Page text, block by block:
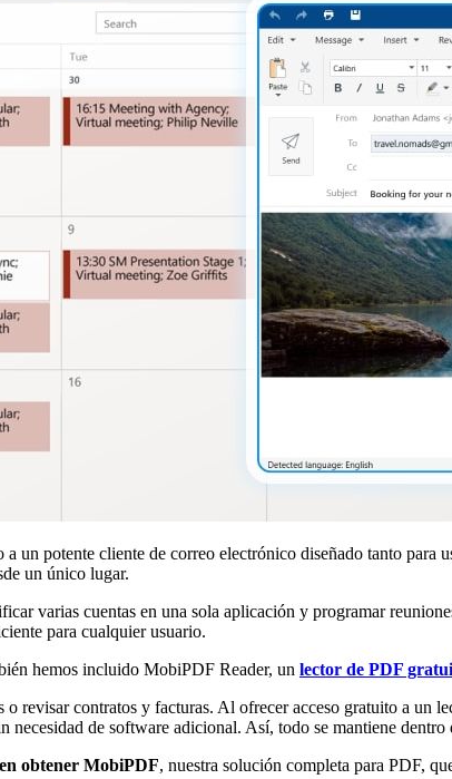
un potente cliente de correo electrónico diseñado tanto para
un único lugar.
varias cuentas en una sola aplicación y programar
para cualquier usuario.
hemos incluido MobiPDF Reader, un lector de PDF
revisar contratos y facturas. Al ofrecer acceso gratuito a un
necesidad de software adicional. Así, todo se mantiene
obtener MobiPDF, nuestra solución completa para PDF,